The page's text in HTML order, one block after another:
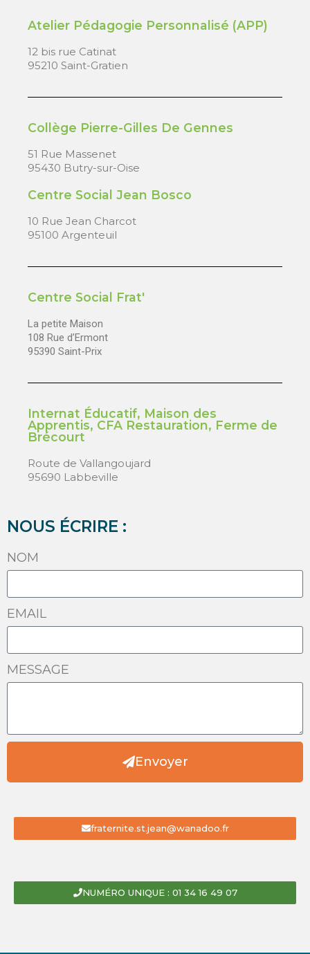
Atelier Pédagogie Personnalisé (APP)
12 bis rue Catinat
95210 Saint-Gratien
Collège Pierre-Gilles De Gennes
51 Rue Massenet
95430 Butry-sur-Oise
Centre Social Jean Bosco
10 Rue Jean Charcot
95100 Argenteuil
Centre Social Frat'
La petite Maison
108 Rue d’Ermont
95390 Saint-Prix
Internat Éducatif, Maison des
Apprentis, CFA Restauration, Ferme de
Brécourt
Route de Vallangoujard
95690 Labbeville
NOUS ÉCRIRE :
NOM
EMAIL
MESSAGE
Envoyer
fraternite.st.jean@wanadoo.fr
NUMÉRO UNIQUE : 01 34 16 49 07